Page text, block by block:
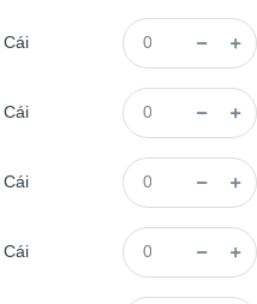
Cái
Cái
Cái
Cái